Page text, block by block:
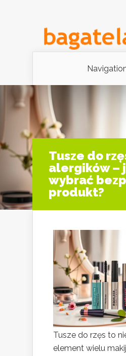
Tusze do
alergików –
wybrać
produkt?
Tusze do rzęs to
element wielu